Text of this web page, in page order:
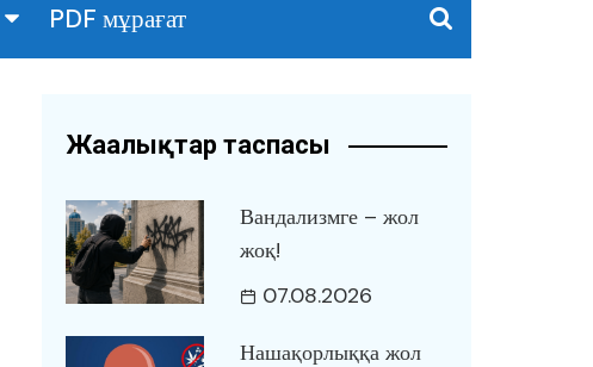
PDF мұрағат
Жаңалықтар таспасы
Вандализмге – жол
жоқ!
07.08.2026
Нашақорлыққа жол